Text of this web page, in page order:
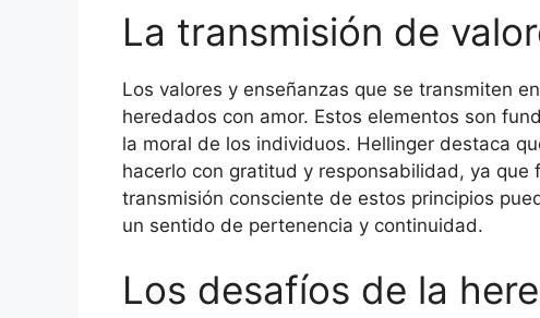
La transmisión de
Los valores y enseñanzas que se transmiten
heredados con amor. Estos elementos son
la moral de los individuos. Hellinger destaca
hacerlo con gratitud y responsabilidad, ya
transmisión consciente de estos principios
un sentido de pertenencia y continuidad.
Los desafíos de la